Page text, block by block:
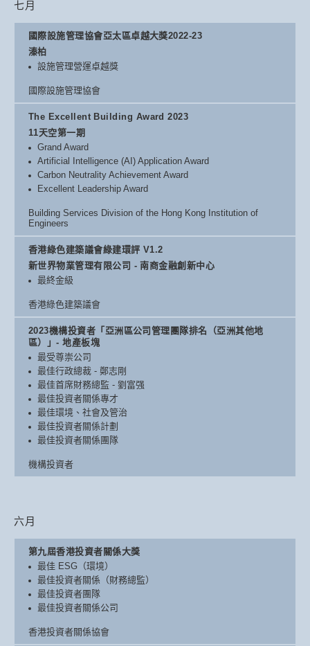
七月
國際設施管理協會亞太區卓越大獎2022-23
溱柏
設施管理營運卓越獎
國際設施管理協會
The Excellent Building Award 2023
11天空第一期
Grand Award
Artificial Intelligence (AI) Application Award
Carbon Neutrality Achievement Award
Excellent Leadership Award
Building Services Division of the Hong Kong Institution of
Engineers
香港綠色建築議會綠建環評 V1.2
新世界物業管理有限公司 - 南商金融創新中心
最終金級
香港綠色建築議會
2023機構投資者「亞洲區公司管理團隊排名（亞洲其他地
區）」- 地產板塊
最受尊崇公司
最佳行政總裁 - 鄭志剛
最佳首席財務總監 - 劉富强
最佳投資者關係專才
最佳環境、社會及管治
最佳投資者關係計劃
最佳投資者關係團隊
機構投資者
六月
第九屆香港投資者關係大獎
最佳 ESG（環境）
最佳投資者關係（財務總監）
最佳投資者團隊
最佳投資者關係公司
香港投資者關係協會